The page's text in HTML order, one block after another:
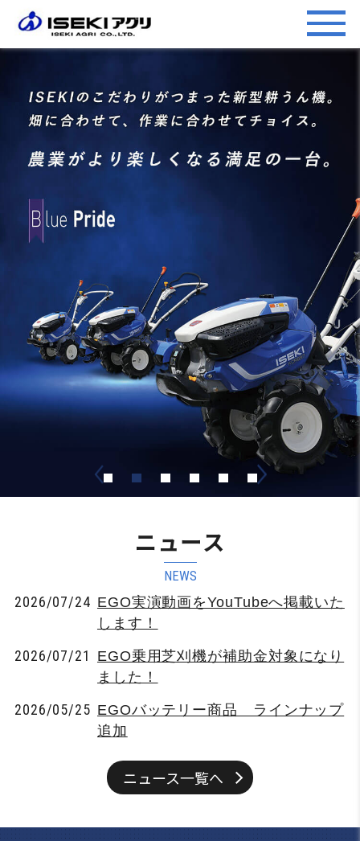
ニュース
NEWS
2026/07/24 EGO実演動画をYouTubeへ掲載いた
します！
2026/07/21
EGO乗用芝刈機が補助金対象になり
ました！
2026/05/25 EGOバッテリー商品 ラインナップ
追加
ニュース一覧へ